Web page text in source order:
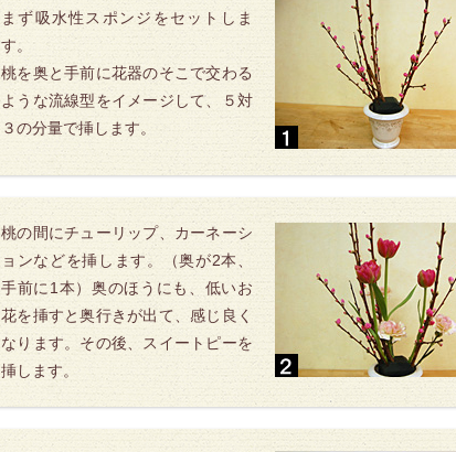
まず吸水性スポンジをセットしま
す。
桃を奥と手前に花器のそこで交わる
ような流線型をイメージして、５対
３の分量で挿します。
桃の間にチューリップ、カーネーシ
ョンなどを挿します。（奥が2本、
手前に1本）奥のほうにも、低いお
花を挿すと奥行きが出て、感じ良く
なります。その後、スイートピーを
挿します。